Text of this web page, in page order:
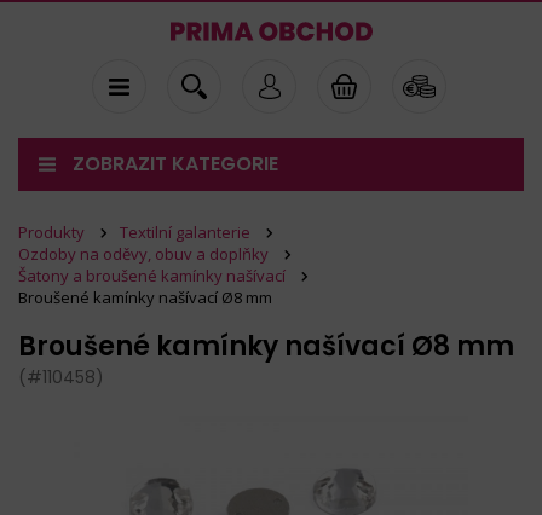
ZOBRAZIT KATEGORIE
Produkty
Textilní galanterie
Ozdoby na oděvy, obuv a doplňky
Šatony a broušené kamínky našívací
Broušené kamínky našívací Ø8 mm
Broušené kamínky našívací Ø8 mm
(#110458)